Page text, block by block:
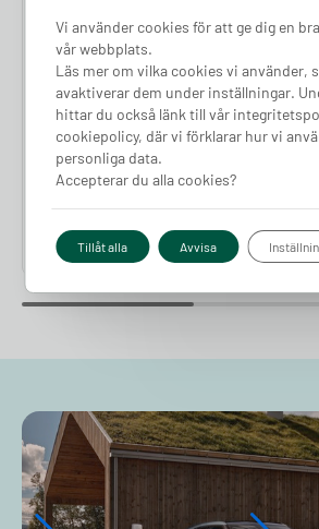
Laddkabel 5-20m (11kW)
Finns i lager
2 380kr 2
Vi använder cookies för att ge dig en
vår webbplats.
Läs mer om vilka cookies vi använder,
avaktiverar dem under inställningar.
hittar du också länk till vår
cookiepolicy, där vi förklarar hur vi
personliga data.
Accepterar du alla cookies?
Tillåt alla Avvisa